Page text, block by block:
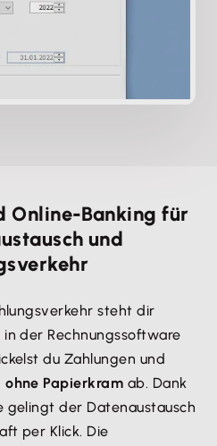
Online-Banking für
und
steht dir
der Rechnungssoftware
du Zahlungen und
ohne Papierkram ab. Dank
gelingt der Datenaustausch
per Klick. Die